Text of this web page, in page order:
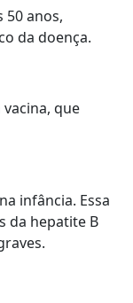
50 anos,
da doença.
vacina, que
infância. Essa
da hepatite B